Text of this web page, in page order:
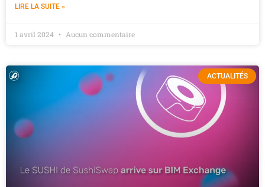
LIRE LA SUITE »
1 avril 2024 Aucun commentaire
ACTUALITÉS